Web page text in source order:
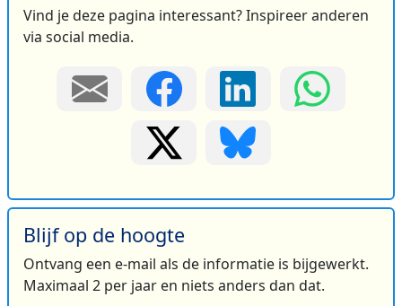
Vind je deze pagina interessant? Inspireer anderen
via social media.
Blijf op de hoogte
Ontvang een e-mail als de informatie is bijgewerkt.
Maximaal 2 per jaar en niets anders dan dat.